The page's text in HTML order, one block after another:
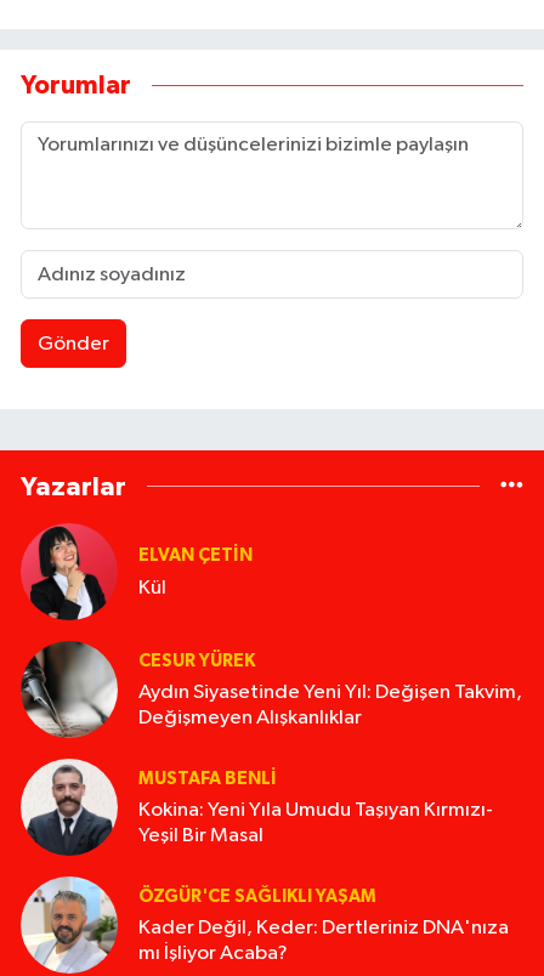
Yorumlar
Gönder
Yazarlar
ELVAN ÇETIN
Kül
CESUR YÜREK
Aydın Siyasetinde Yeni Yıl: Değişen Takvim,
Değişmeyen Alışkanlıklar
MUSTAFA BENLI
Kokina: Yeni Yıla Umudu Taşıyan Kırmızı-
Yeşil Bir Masal
ÖZGÜR'CE SAĞLIKLI YAŞAM
Kader Değil, Keder: Dertleriniz DNA'nıza
mı İşliyor Acaba?